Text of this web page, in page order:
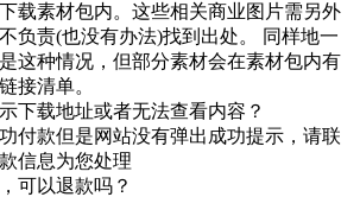
载素材包内。这些相关商业图片需另外
负责(也没有办法)找到出处。 同样地一
这种情况，但部分素材会在素材包内有
接清单。
下载地址或者无法查看内容？
付款但是网站没有弹出成功提示，请联
信息为您处理
可以退款吗？